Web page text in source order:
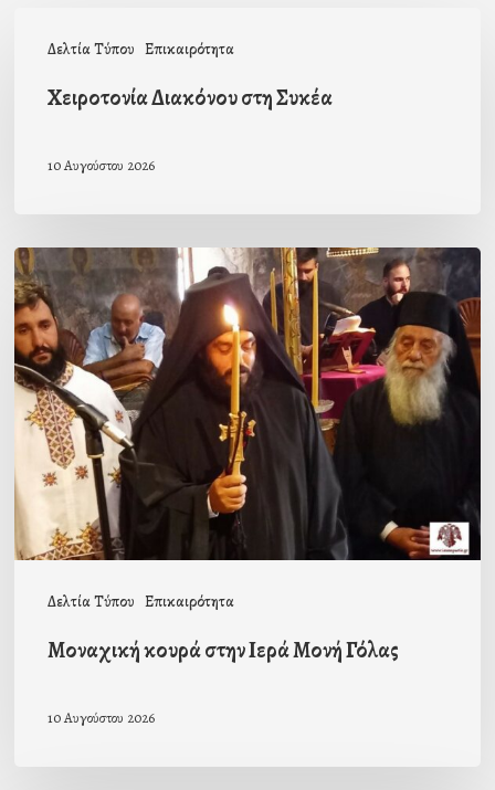
Δελτία Τύπου Επικαιρότητα
Διακόνου
Χειροτονία Διακόνου στη Συκέα
10 Αυγούστου 2026
Δελτία Τύπου Επικαιρότητα
Μοναχική
κουρά
στην
Ιερά
Μονή
Γόλας
Μοναχική κουρά στην Ιερά Μονή Γόλας
10 Αυγούστου 2026